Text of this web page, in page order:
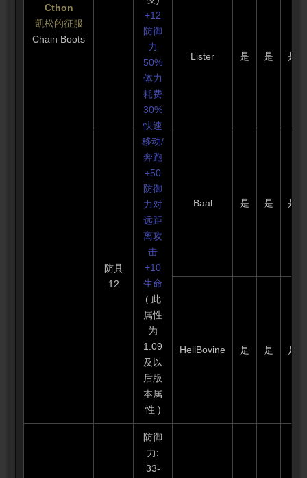
Cthon
凱松的征服
Chain Boots
+12
防御
力
50%
体力
耗费
30%
快速
移动/
奔跑
+50
防御
力对
远距
离攻
击
+10
生命
( 此
属性
为
1.09
及以
后版
本属
性 )
Lister 是 是 是
防具
12
Baal 是 是 是
HellBovine 是 是 是
防御
力:
33-